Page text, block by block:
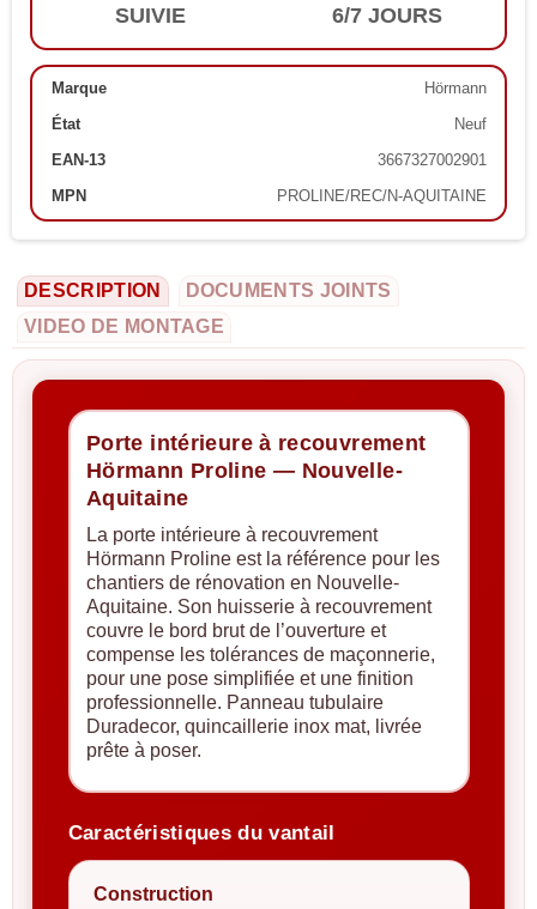
SUIVIE
6/7 JOURS
Marque
Hörmann
État
Neuf
EAN-13
3667327002901
MPN
PROLINE/REC/N-AQUITAINE
DESCRIPTION
DOCUMENTS JOINTS
VIDEO DE MONTAGE
Porte intérieure à recouvrement
Hörmann Proline — Nouvelle-
Aquitaine
La porte intérieure à recouvrement
Hörmann Proline est la référence pour les
chantiers de rénovation en Nouvelle-
Aquitaine. Son huisserie à recouvrement
couvre le bord brut de l’ouverture et
compense les tolérances de maçonnerie,
pour une pose simplifiée et une finition
professionnelle. Panneau tubulaire
Duradecor, quincaillerie inox mat, livrée
prête à poser.
Caractéristiques du vantail
Construction